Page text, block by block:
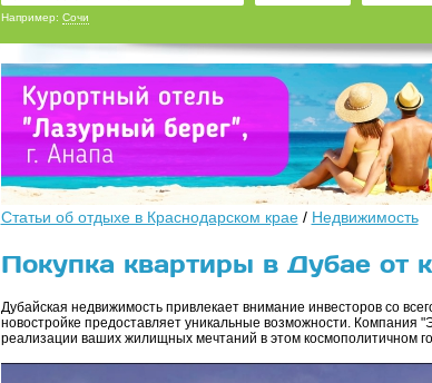
Например: Сочи
Статьи об отдыхе в Краснодарском крае/ Недвижимость
Покупка квартиры в Дубае от
Дубайская недвижимость привлекает внимание инвесторов со
новостройке предоставляет уникальные возможности. Компания
реализации ваших жилищных мечтаний в этом космополитичном